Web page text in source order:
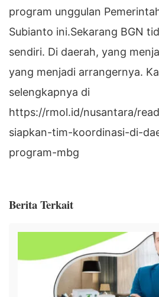
program unggulan
Subianto ini.Sekarang BGN
sendiri. Di daerah, yang
yang menjadi arrangernya.
selengkapnya di
https://rmol.id/nusantara/
siapkan-tim-koordinasi-di-
program-mbg
Berita Terkait